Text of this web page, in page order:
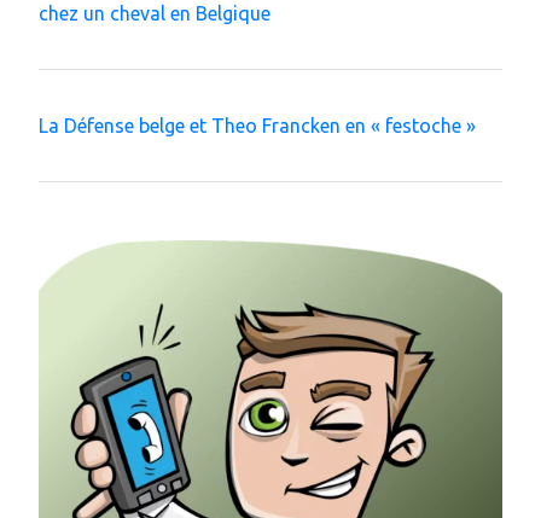
chez un cheval en Belgique
La Défense belge et Theo Francken en « festoche »